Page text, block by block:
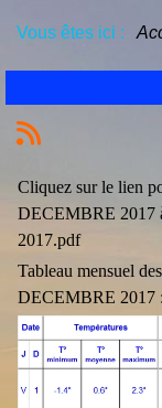
Vous êtes ici :
Cliquez sur le lien
DECEMBRE 2017
2017.pdf
Tableau mensuel
DECEMBRE 2017 :